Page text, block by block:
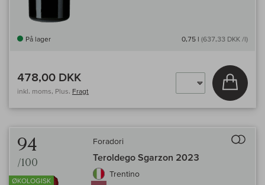
På lager 0,75 l (637,33 DKK /l)
478,00 DKK
inkl. moms, Plus. Fragt
Læg i
94
/100
ØKOLOGISK
Foradori
Teroldego Sgarzon 2023
Trentino